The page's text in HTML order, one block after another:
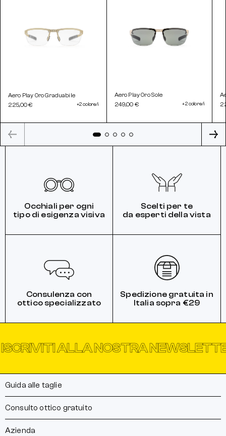
Aero Play Oro Graduabile
225,00 €
+2 colore/i
Aero Play Oro Sole
249,00 €
+2 colore/i
Occhiali per ogni
tipo di esigenza visiva
Scelti per te
da esperti della vista
Consulenza con
ottico specializzato
Spedizione gratuita in
Italia sopra €29
ALLA NOSTRA NEWSLETTER
Guida alle taglie
Consulto ottico gratuito
Azienda